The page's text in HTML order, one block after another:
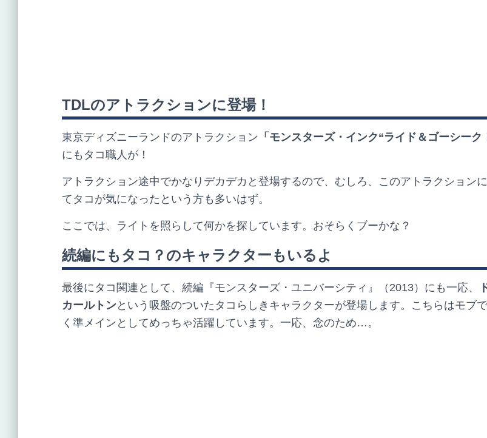
TDLのアトラクションに登場！
東京ディズニーランドのアトラクション 「モンスターズ・インク“ライド＆ゴーシーク
にもタコ職人が！
アトラクション途中でかなりデカデカと登場するので、むしろ、このアトラクション
てタコが気になったという方も多いはず。
ここでは、ライトを照らして何かを探しています。おそらくブーかな？
続編にもタコ？のキャラクターもいるよ
最後にタコ関連として、続編『モンスターズ・ユニバーシティ』（2013）にも一応、
カールトンという吸盤のついたタコらしきキャラクターが登場します。こちらはモブ
く準メインとしてめっちゃ活躍しています。一応、念のため…。